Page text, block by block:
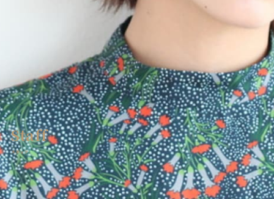
クーポン | エシア三田店
クーポン | アイサロン
Eyelash
クーポン | エステサロン
Esthetic
クーポン | エシア西宮名塩店
Ecia Najio
ヘアーサロンミズグチ
HAIR SALON MIZUGUCHI
Staff
スタッフ